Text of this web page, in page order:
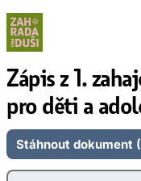
Zápis z 1.
pro děti a
Stáhnout dokument